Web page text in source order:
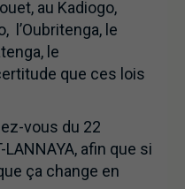
au Kadiogo,
l’Oubritenga, le
le
que ces lois
vous du 22
afin que si
ça change en